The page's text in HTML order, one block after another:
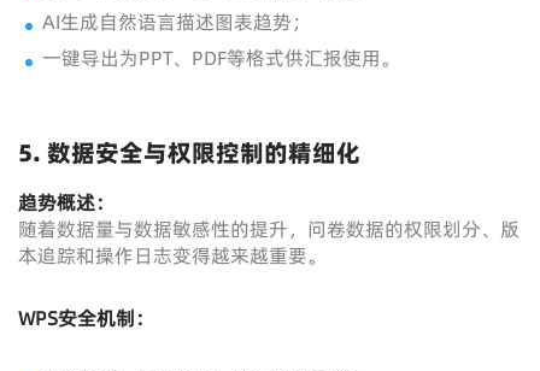
AI生成自然语言描述图表趋势；
一键导出为PPT、PDF等格式供汇报使用。
5. 数据安全与权限控制的精细化
趋势概述：
随着数据量与数据敏感性的提升，问卷数据的权限划分、版
本追踪和操作日志变得越来越重要。
WPS安全机制：